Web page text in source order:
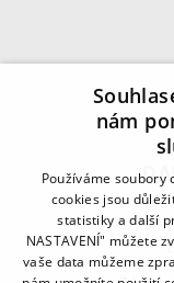
nám
Používáme soubory
cookies jsou
statistiky a další
NASTAVENÍ" můžete
vaše data můžeme